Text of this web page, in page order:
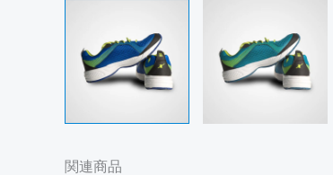
関連商品